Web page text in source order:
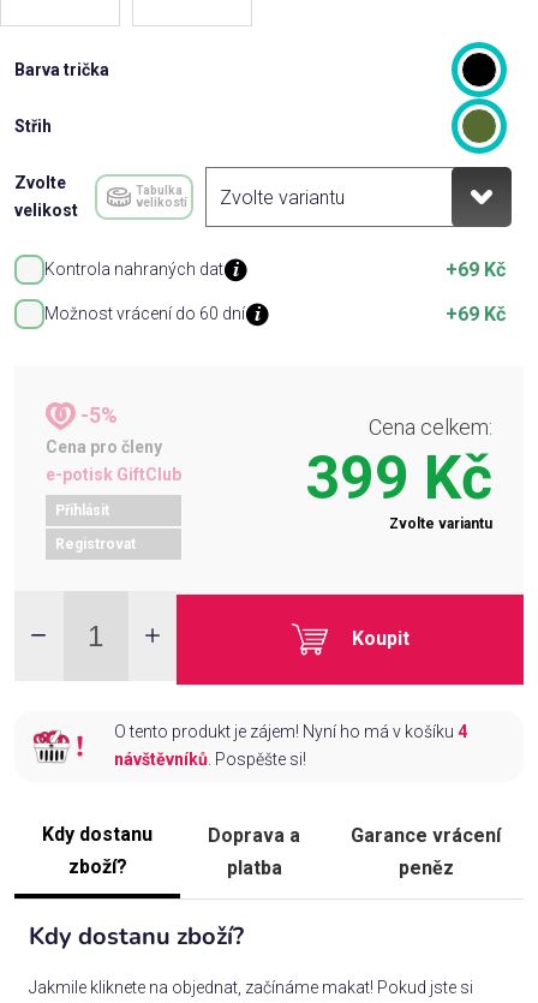
Barva trička
Střih
Zvolte
velikost
Tabulka
velikostí
Kontrola nahraných dat +69 Kč
Možnost vrácení do 60 dní +69 Kč
-5%
Cena pro členy
e-potisk GiftClub
Přihlásit
Registrovat
Cena celkem:
399 Kč
Zvolte variantu
Koupit
O tento produkt je zájem! Nyní ho má v košíku 4
návštěvníků. Pospěšte si!
Kdy dostanu
zboží?
Doprava a
platba
Garance vrácení
peněz
Kdy dostanu zboží?
Jakmile kliknete na objednat, začínáme makat! Pokud jste si